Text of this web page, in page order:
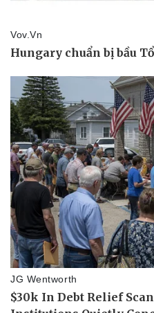
Thể thao
Bóng đá
Lịch thi đấu bóng đá
Thế giới thể thao